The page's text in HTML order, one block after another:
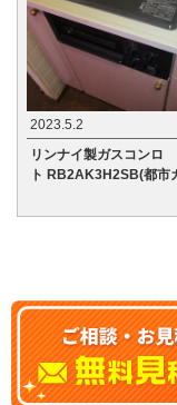
2023.5.2
リンナイ製ガスコンロ
ト RB2AK3H2SB(都市